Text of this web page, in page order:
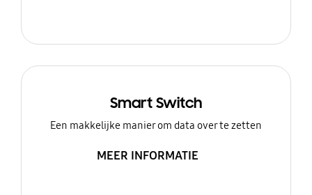
Smart Switch
Een makkelijke manier om data over te zetten
MEER INFORMATIE